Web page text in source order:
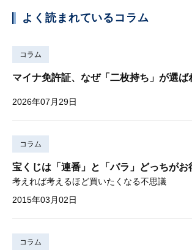
よく読まれているコラム
コラム
マイナ免許証、なぜ「二枚持ち」が選ば
2026年07月29日
コラム
宝くじは「連番」と「バラ」どっちがお
考えれば考えるほど買いたくなる不思議
2015年03月02日
コラム